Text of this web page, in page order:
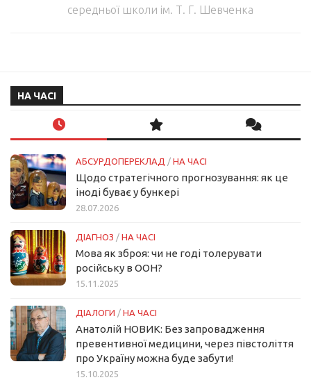
середньої школи ім. Т. Г. Шевченка
НА ЧАСІ
АБСУРДОПЕРЕКЛАД / НА ЧАСІ
Щодо стратегічного прогнозування: як це
іноді буває у бункері
28.07.2026
ДІАГНОЗ / НА ЧАСІ
Мова як зброя: чи не годі толерувати
російську в ООН?
15.11.2025
ДІАЛОГИ / НА ЧАСІ
Анатолій НОВИК: Без запровадження
превентивної медицини, через півстоліття
про Україну можна буде забути!
15.10.2025